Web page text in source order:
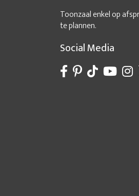
Toonzaal enkel op
te plannen.
Social Media